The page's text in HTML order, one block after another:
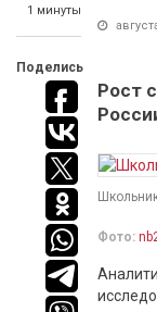
1 минуты
Поделись
Рост
Фото: